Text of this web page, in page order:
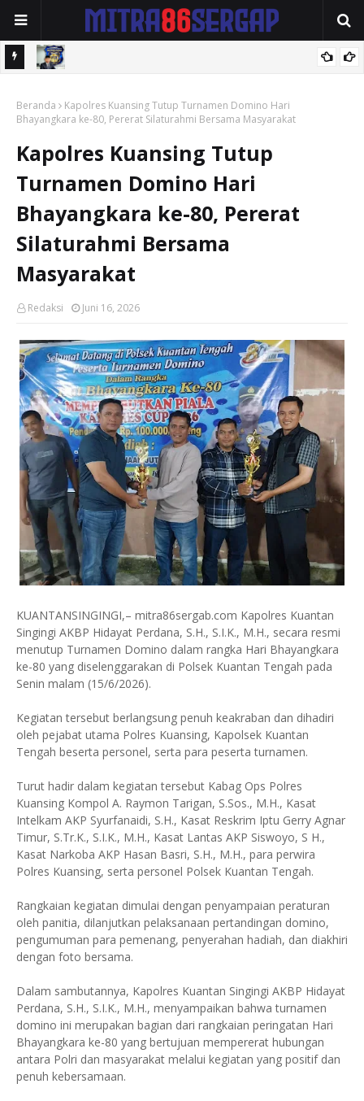
Kepedulian Sosial Medco kepada Masyarakat Aceh Timur
Beranda
Kapolres Kuansing Tutup Turnamen Domino Hari
Bhayangkara ke-80, Pererat Silaturahmi Bersama Masyarakat
Kapolres Kuansing Tutup
Turnamen Domino Hari
Bhayangkara ke-80, Pererat
Silaturahmi Bersama
Masyarakat
Redaksi Juni 16, 2026
KUANTANSINGINGI,– mitra86sergab.com Kapolres Kuantan
Singingi AKBP Hidayat Perdana, S.H., S.I.K., M.H., secara resmi
menutup Turnamen Domino dalam rangka Hari Bhayangkara
ke-80 yang diselenggarakan di Polsek Kuantan Tengah pada
Senin malam (15/6/2026).
Kegiatan tersebut berlangsung penuh keakraban dan dihadiri
oleh pejabat utama Polres Kuansing, Kapolsek Kuantan
Tengah beserta personel, serta para peserta turnamen.
Turut hadir dalam kegiatan tersebut Kabag Ops Polres
Kuansing Kompol A. Raymon Tarigan, S.Sos., M.H., Kasat
Intelkam AKP Syurfanaidi, S.H., Kasat Reskrim Iptu Gerry Agnar
Timur, S.Tr.K., S.I.K., M.H., Kasat Lantas AKP Siswoyo, S H.,
Kasat Narkoba AKP Hasan Basri, S.H., M.H., para perwira
Polres Kuansing, serta personel Polsek Kuantan Tengah.
Rangkaian kegiatan dimulai dengan penyampaian peraturan
oleh panitia, dilanjutkan pelaksanaan pertandingan domino,
pengumuman para pemenang, penyerahan hadiah, dan diakhiri
dengan foto bersama.
Dalam sambutannya, Kapolres Kuantan Singingi AKBP Hidayat
Perdana, S.H., S.I.K., M.H., menyampaikan bahwa turnamen
domino ini merupakan bagian dari rangkaian peringatan Hari
Bhayangkara ke-80 yang bertujuan mempererat hubungan
antara Polri dan masyarakat melalui kegiatan yang positif dan
penuh kebersamaan.